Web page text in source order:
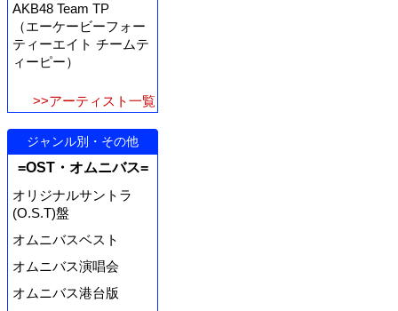
AKB48 Team TP
（エーケービーフォー
ティーエイト チームテ
ィーピー）
>>アーティスト一覧
ジャンル別・その他
=OST・オムニバス=
オリジナルサントラ
(O.S.T)盤
オムニバスベスト
オムニバス演唱会
オムニバス港台版